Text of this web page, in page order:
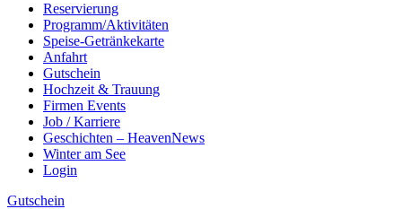
Reservierung
Programm/Aktivitäten
Speise-Getränkekarte
Anfahrt
Gutschein
Hochzeit & Trauung
Firmen Events
Job / Karriere
Geschichten – HeavenNews
Winter am See
Login
Gutschein